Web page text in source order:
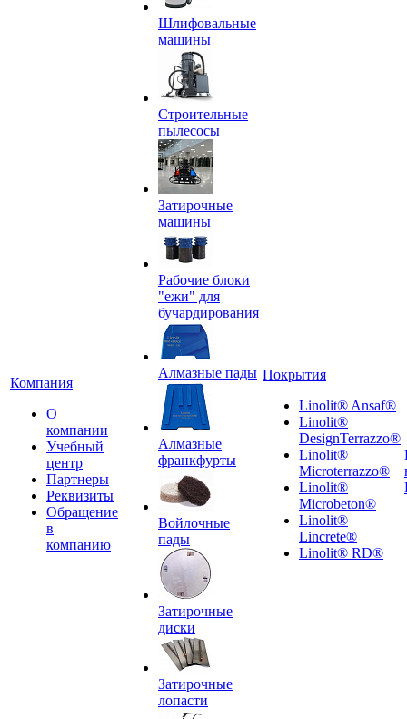
Компания
О
компании
Учебный
центр
Партнеры
Реквизиты
Обращение
в
компанию
Шлифовальные
машины
Строительные
пылесосы
Затирочные
машины
Рабочие блоки
"ежи" для
бучардирования
Алмазные пады
Алмазные
франкфурты
Войлочные
пады
Затирочные
диски
Затирочные
лопасти
Покрытия
Linolit® Ansaf®
Linolit®
DesignTerrazzo®
Linolit®
Microterrazzo®
Linolit®
Microbeton®
Linolit®
Lincrete®
Linolit® RD®